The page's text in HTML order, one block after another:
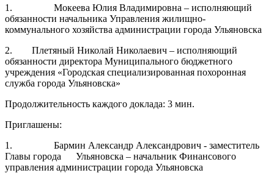
1. Мокеева Юлия Владимировна – исполняющий
обязанности начальника Управления жилищно-
коммунального хозяйства администрации города Ульяновска
2. Плетяный Николай Николаевич – исполняющий
обязанности директора Муниципального бюджетного
учреждения «Городская специализированная похоронная
служба города Ульяновска»
Продолжительность каждого доклада: 3 мин.
Приглашены:
1. Бармин Александр Александрович - заместитель
Главы города Ульяновска – начальник Финансового
управления администрации города Ульяновска